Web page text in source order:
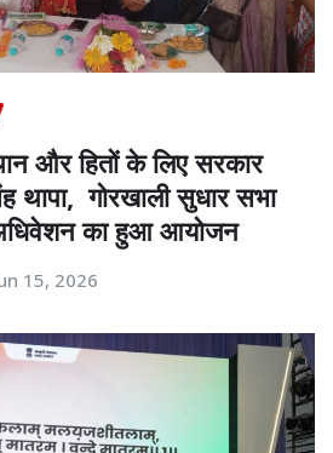
और हितों के लिए सरकार
थापा, गोरखाली सुधार सभा
का हुआ आयोजन
15, 2026